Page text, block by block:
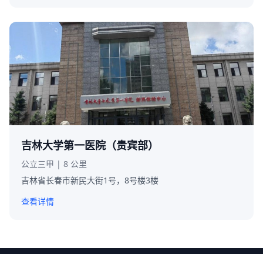
吉林大学第一医院（贵宾部）
公立三甲 | 8 公里
吉林省长春市新民大街1号，8号楼3楼
查看详情